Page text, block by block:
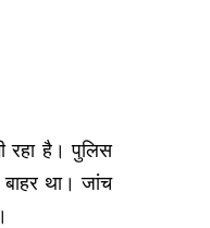
रहा है। पुलिस
था। जांच